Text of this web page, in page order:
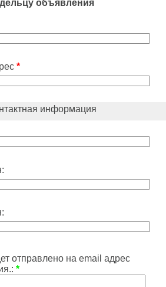
объявления
*
информация
отправлено на email адрес
*